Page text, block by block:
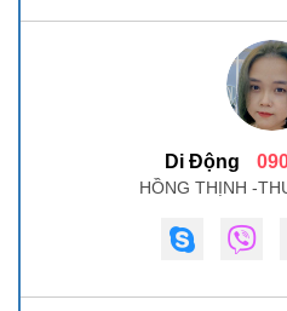
Di Động
HỒNG THỊNH -